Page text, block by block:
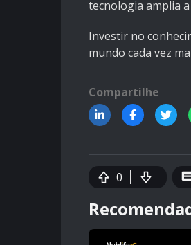
tecnologia amplia
Investir no
mundo cada vez
Compartilhe
0